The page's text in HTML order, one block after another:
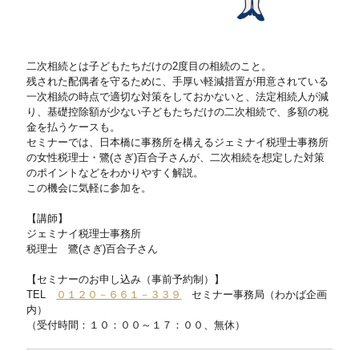
二次相続とは子どもたちだけの2度目の相続のこと。
残された配偶者を守るために、手厚い軽減措置が用意されている
一次相続の時点で適切な対策をしておかないと、法定相続人が減
り、基礎控除額が少ない子どもたちだけの二次相続で、多額の税
金を払うケースも。
セミナーでは、日本橋に事務所を構えるジェミナイ税理士事務所
の女性税理士・鷺(さぎ)百合子さんが、二次相続を想定した対策
のポイントなどをわかりやすく解説。
この機会に気軽に参加を。
【講師】
ジェミナイ税理士事務所
税理士 鷺(さぎ)百合子さん
【セミナーのお申し込み（事前予約制）】
TEL
０１２０－６６１－３３９
セミナー事務局（わかば企画
内）
（受付時間：１０：００～１７：００、無休）